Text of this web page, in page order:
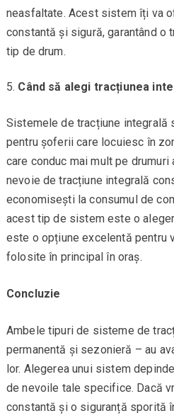
neasfaltate. Acest sistem îți va
constantă și sigură, garantând o
tip de drum.
Când să alegi tracțiunea
Sistemele de tracțiune integrală
pentru șoferii care locuiesc în
care conduc mai mult pe drumuri
nevoie de tracțiune integrală
economisești la consumul de
acest tip de sistem este o
este o opțiune excelentă pentru
folosite în principal în oraș.
Concluzie
Ambele tipuri de sisteme de
permanentă și sezonieră – au
lor. Alegerea unui sistem
de nevoile tale specifice. Dacă
constantă și o siguranță sporită